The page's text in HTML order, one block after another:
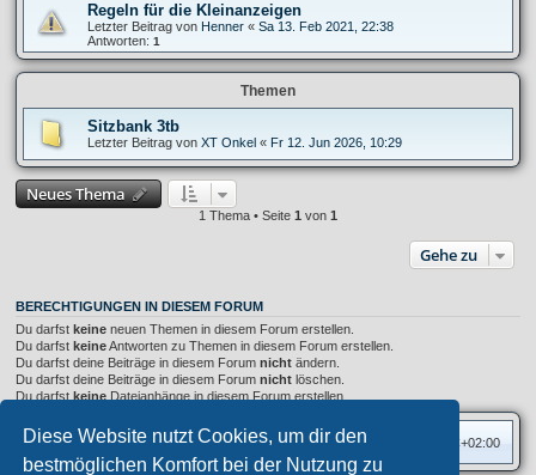
Diese Website nutzt Cookies, um dir den
bestmöglichen Komfort bei der Nutzung zu
Regeln für die Kleinanzeigen
Letzter Beitrag von Henner « Sa 13. Feb 2021, 22:38
Antworten: 1
Themen
Sitzbank 3tb
Letzter Beitrag von XT Onkel « Fr 12. Jun 2026, 10:29
Neues Thema
1 Thema • Seite 1 von 1
Gehe zu
BERECHTIGUNGEN IN DIESEM FORUM
Du darfst keine neuen Themen in diesem Forum erstellen.
Du darfst keineAntworten zu Themen in diesem Forum erstellen.
Du darfst deine Beiträge in diesem Forum nicht ändern.
Du darfst deine Beiträge in diesem Forum nicht löschen.
Du darfst keine Dateianhänge in diesem Forum erstellen.
Foren-Übersicht Alle Zeiten sind UTC+02:00